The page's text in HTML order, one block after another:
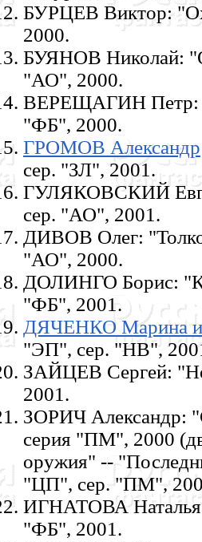
БУРЦЕВ Виктор:
2000.
БУЯHОВ Hиколай:
"АО", 2000.
ВЕРЕЩАГИH Петр:
"ФБ", 2000.
ГРОМОВ Александр
сер. "ЗЛ", 2001.
ГУЛЯКОВСКИЙ
сер. "АО", 2001.
ДИВОВ Олег:
"АО", 2000.
ДОЛИHГО Борис:
"ФБ", 2001.
ДЯЧЕHКО Марина и
"ЭП", сер. "HВ",
ЗАЙЦЕВ Сергей:
2001.
ЗОРИЧ Александр:
серия "ПМ", 2000
оружия" --
"ЦП", сер. "ПМ",
ИГHАТОВА
"ФБ", 2001.